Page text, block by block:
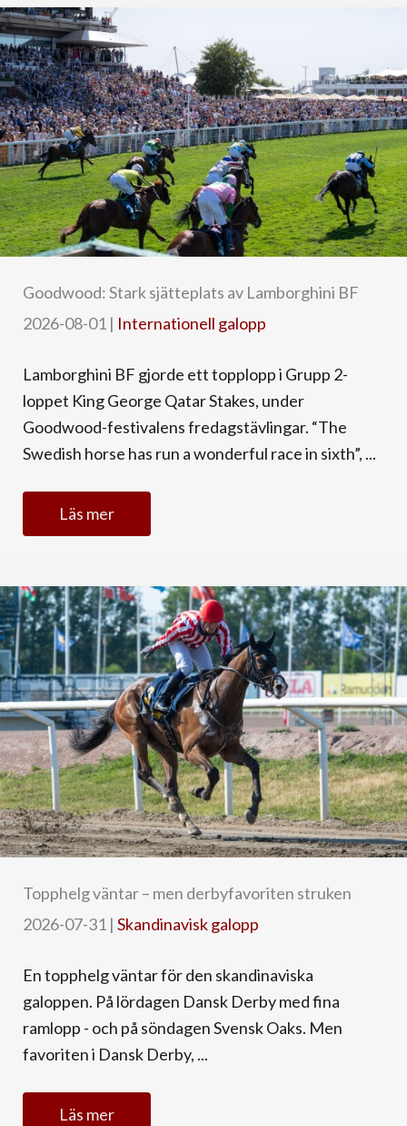
Goodwood: Stark sjätteplats av Lamborghini BF
2026-08-01 | Internationell galopp
Lamborghini BF gjorde ett topplopp i Grupp 2-
loppet King George Qatar Stakes, under
Goodwood-festivalens fredagstävlingar. “The
Swedish horse has run a wonderful race in sixth”, ...
Läs mer
Topphelg väntar – men derbyfavoriten struken
2026-07-31 | Skandinavisk galopp
En topphelg väntar för den skandinaviska
galoppen. På lördagen Dansk Derby med fina
ramlopp - och på söndagen Svensk Oaks. Men
favoriten i Dansk Derby, ...
Läs mer